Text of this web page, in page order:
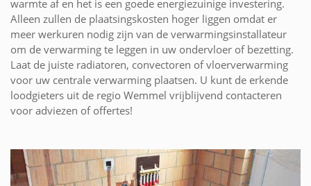
warmte af en het is een goede energiezuinige investering.
Alleen zullen de plaatsingskosten hoger liggen omdat er
meer werkuren nodig zijn van de verwarmingsinstallateur
om de verwarming te leggen in uw ondervloer of bezetting.
Laat de juiste radiatoren, convectoren of vloerverwarming
voor uw centrale verwarming plaatsen. U kunt de erkende
loodgieters uit de regio Wemmel vrijblijvend contacteren
voor adviezen of offertes!